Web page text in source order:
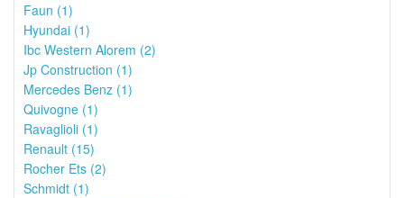
Faun (1)
Hyundai (1)
Ibc Western Alorem (2)
Jp Construction (1)
Mercedes Benz (1)
Quivogne (1)
Ravaglioli (1)
Renault (15)
Rocher Ets (2)
Schmidt (1)